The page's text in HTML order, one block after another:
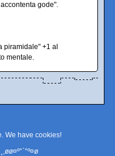
gode".
piramidale" +1 al
mentale.
We have cookies!